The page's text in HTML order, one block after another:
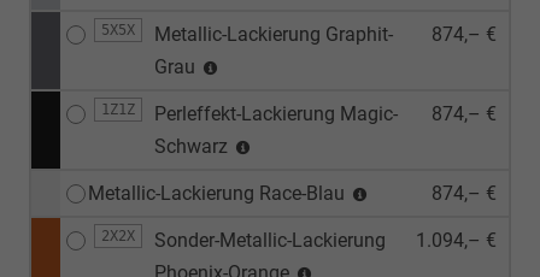
5X5X
Metallic-Lackierung Graphit-
Grau
874,– €
1Z1Z
Perleffekt-Lackierung Magic-
Schwarz
874,– €
Metallic-Lackierung Race-Blau 874,– €
2X2X
Sonder-Metallic-Lackierung
Phoenix-Orange
1.094,– €